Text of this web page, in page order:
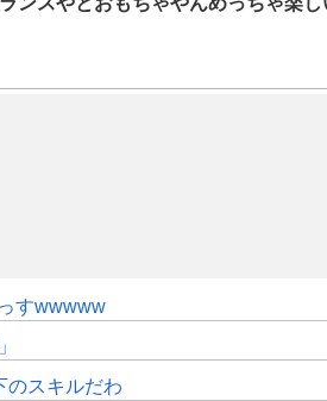
すwwwww
のスキルだわ